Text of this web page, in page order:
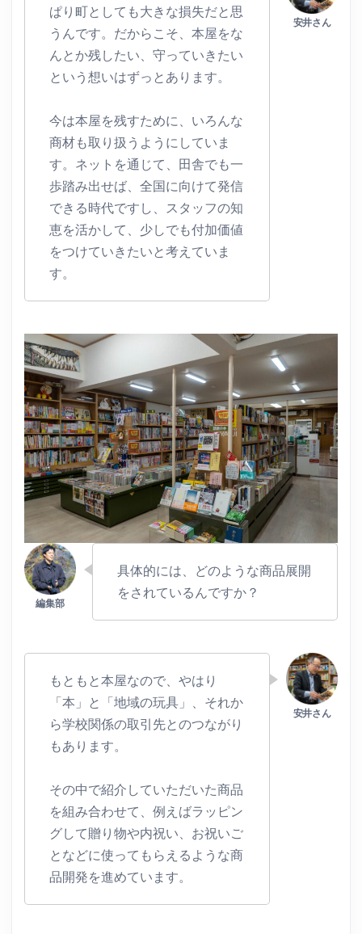
ぱり町としても大きな損失だと思
うんです。だからこそ、本屋をな
んとか残したい、守っていきたい
という想いはずっとあります。
今は本屋を残すために、いろんな
商材も取り扱うようにしていま
す。ネットを通じて、田舎でも一
歩踏み出せば、全国に向けて発信
できる時代ですし、スタッフの知
恵を活かして、少しでも付加価値
をつけていきたいと考えていま
す。
具体的には、どのような商品展開
をされているんですか？
もともと本屋なので、やはり
「本」と「地域の玩具」、それか
ら学校関係の取引先とのつながり
もあります。
その中で紹介していただいた商品
を組み合わせて、例えばラッピン
グして贈り物や内祝い、お祝いご
となどに使ってもらえるような商
品開発を進めています。